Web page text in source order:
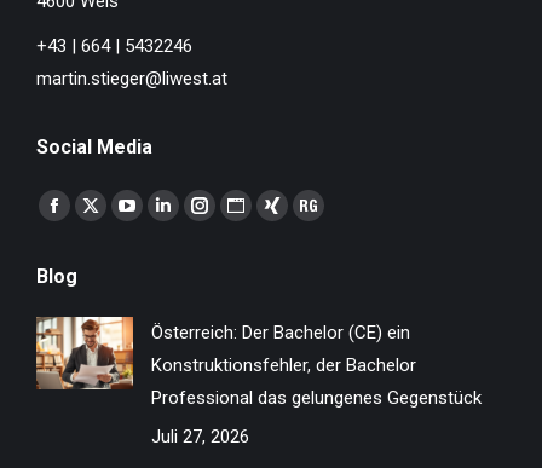
+43 | 664 | 5432246
martin.stieger@liwest.at
Social Media
Finden Sie uns auf:
Facebook
opens
in
new
window
X
in
new
window
YouTube
in
new
window
Linkedin
new
window
Instagram
new
window
Website
new
window
XING
new
window
ResearchGate
new
window
Blog
Österreich: Der Bachelor (CE) ein
Konstruktionsfehler, der Bachelor
Professional das gelungenes Gegenstück
Juli 27, 2026